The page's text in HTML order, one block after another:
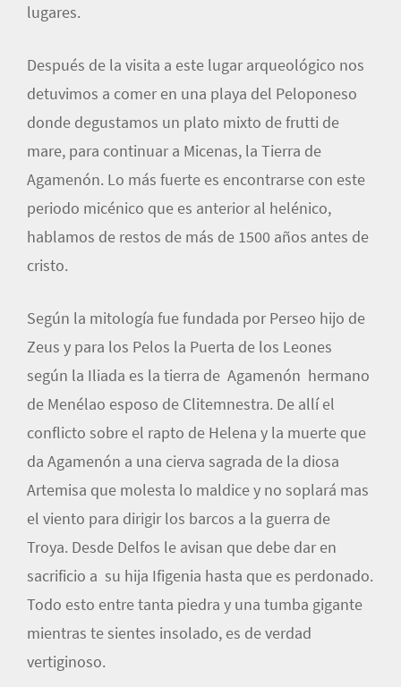
lugares.
Después de la visita a este lugar arqueológico nos
detuvimos a comer en una playa del Peloponeso
donde degustamos un plato mixto de frutti de
mare, para continuar a Micenas, la Tierra de
Agamenón. Lo más fuerte es encontrarse con este
periodo micénico que es anterior al helénico,
hablamos de restos de más de 1500 años antes de
cristo.
Según la mitología fue fundada por Perseo hijo de
Zeus y para los Pelos la Puerta de los Leones
según la Iliada es la tierra de Agamenón hermano
de Menélao esposo de Clitemnestra. De allí el
conflicto sobre el rapto de Helena y la muerte que
da Agamenón a una cierva sagrada de la diosa
Artemisa que molesta lo maldice y no soplará mas
el viento para dirigir los barcos a la guerra de
Troya. Desde Delfos le avisan que debe dar en
sacrificio a su hija Ifigenia hasta que es perdonado.
Todo esto entre tanta piedra y una tumba gigante
mientras te sientes insolado, es de verdad
vertiginoso.